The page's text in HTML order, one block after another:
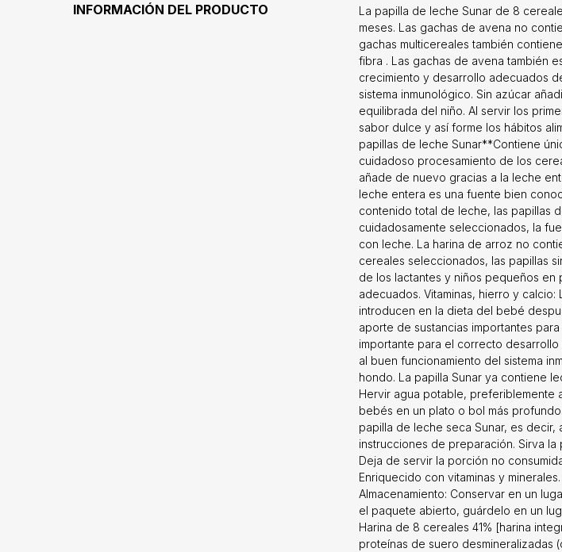
limpios Se prepara en un plato o bol hondo. La
se prepara simplemente añadiendo agua.
preferiblemente agua para bebés, y luego enfriar
bebés en un plato o bol más profundo.
gradualmente 45 g de papilla de leche seca
cucharadas. Es importante seguir estrictamente
papilla Sunar inmediatamente después de su
servir la porción no consumida Características:
aceite de palma Enriquecido con vitaminas y
únicamente azúcares naturales.
ambiente. No guardar en el frigorífico. Cierre
un lugar seco y oscuro y utilícelo dentro de las 4
8 cereales 41% [harina integral 22% (trigo,
arroz, maíz], proteínas de suero
girasol, girasol con alto contenido en ácido
en polvo 5,8%, minerales (carbonato cálcico,
pantoténico, riboflavina, B6, tiamina, A, ácido
sabor natural plátano. Prueba otros productos de
las categorías Madre y bebé, Papillas lácteas y
calificaron el producto y el 100% lo
15% de descuento. Si no estás seguro de la
categoría Papillas
INFORMACIÓN DEL PRODUCTO
La papilla de leche Sunar de 8
meses. Las gachas de avena no
gachas multicereales también
fibra . Las gachas de avena también
crecimiento y desarrollo adecuados
sistema inmunológico. Sin azúcar
equilibrada del niño. Al servir los
sabor dulce y así forme los hábitos
papillas de leche Sunar**Contiene
cuidadoso procesamiento de los
añade de nuevo gracias a la leche
leche entera es una fuente bien
contenido total de leche, las papillas
cuidadosamente seleccionados, la
con leche. La harina de arroz no
cereales seleccionados, las papillas
de los lactantes y niños pequeños en
adecuados. Vitaminas, hierro y
introducen en la dieta del bebé
aporte de sustancias importantes
importante para el correcto
al buen funcionamiento del sistema
hondo. La papilla Sunar ya contiene
Hervir agua potable, preferiblemente
bebés en un plato o bol más
papilla de leche seca Sunar, es decir,
instrucciones de preparación. Sirva
Deja de servir la porción no
Enriquecido con vitaminas y
Almacenamiento: Conservar en un
el paquete abierto, guárdelo en un
Harina de 8 cereales 41% [harina
proteínas de suero desmineralizadas